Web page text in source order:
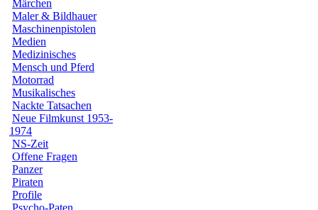
Märchen
Maler & Bildhauer
Maschinenpistolen
Medien
Medizinisches
Mensch und Pferd
Motorrad
Musikalisches
Nackte Tatsachen
Neue Filmkunst 1953-
1974
NS-Zeit
Offene Fragen
Panzer
Piraten
Profile
Psycho-Paten